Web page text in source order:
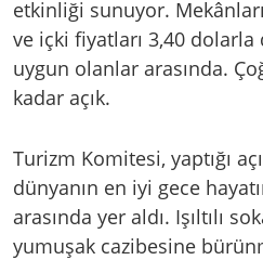
etkinliği sunuyor.
ve içki fiyatları 3,40
uygun olanlar arasında.
kadar açık.
Turizm Komitesi, yaptığı
dünyanın en iyi gece
arasında yer aldı. Işıltılı
yumuşak cazibesine